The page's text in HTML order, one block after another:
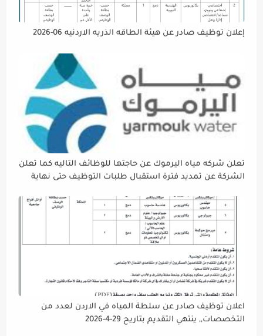
إعلان توظيف صادر عن هيئة الطاقه الذريه الاردنيه 06-2026
تعلن شركه مياه اليرموك عن حاجتها للوظائف التاليه كما تعلن
الشركة عن تمديد فترة استقبال طلبات التوظيف حتى نهاية
إتاحة الفرصة الكافية أمام الجميع لاستكمال إجراءات التقديم.
اعلان توظيف صادر عن سلطة المياه في الاردن لعدد من
التخصصات,, ينتهي التقديم بتاريح 29-4-2026